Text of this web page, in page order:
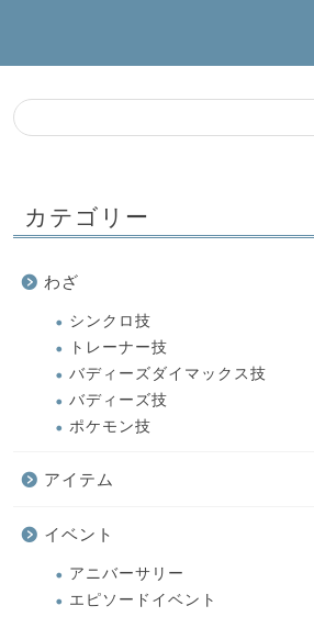
カテゴリー
わざ
シンクロ技
トレーナー技
バディーズダイマックス技
バディーズ技
ポケモン技
アイテム
イベント
アニバーサリー
エピソードイベント